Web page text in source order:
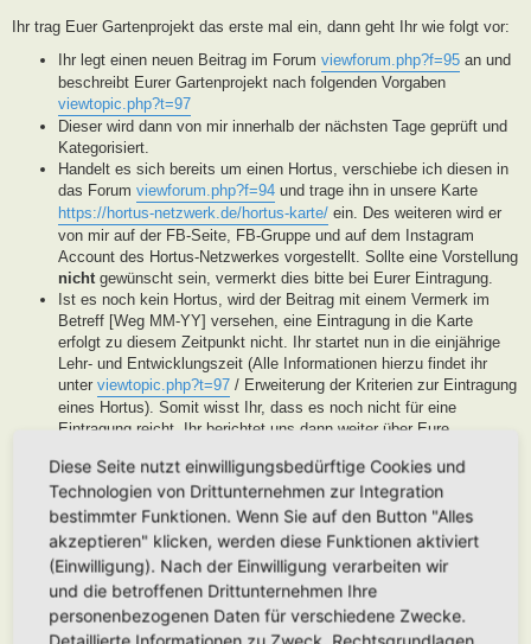
Ihr trag Euer Gartenprojekt das erste mal ein, dann geht Ihr wie folgt vor:
Ihr legt einen neuen Beitrag im Forum viewforum.php?f=95 an und
beschreibt Eurer Gartenprojekt nach folgenden Vorgaben
viewtopic.php?t=97
Dieser wird dann von mir innerhalb der nächsten Tage geprüft und
Kategorisiert.
Handelt es sich bereits um einen Hortus, verschiebe ich diesen in
das Forum viewforum.php?f=94 und trage ihn in unsere Karte
https://hortus-netzwerk.de/hortus-karte/ ein. Des weiteren wird er
von mir auf der FB-Seite, FB-Gruppe und auf dem Instagram
Account des Hortus-Netzwerkes vorgestellt. Sollte eine Vorstellung
nichtgewünscht sein, vermerkt dies bitte bei Eurer Eintragung.
Ist es noch kein Hortus, wird der Beitrag mit einem Vermerk im
Betreff [Weg MM-YY] versehen, eine Eintragung in die Karte
erfolgt zu diesem Zeitpunkt nicht. Ihr startet nun in die einjährige
Lehr- und Entwicklungszeit (Alle Informationen hierzu findet ihr
unter viewtopic.php?t=97 / Erweiterung der Kriterien zur Eintragung
eines Hortus). Somit wisst Ihr, dass es noch nicht für eine
Eintragung reicht, Ihr berichtet uns dann weiter über Eure
der Entwicklung Eures Gartens. Wenn unser Moderatorenteam der
Meinung ist, Euer Garten ist soweit, werden wir diesen als Hortus
eintragen. Eine Überprüfung erfolgt spätestens nach Ablauf des
Lehr- und Entwicklungsjahres. Stellen wir in dieser Zeit keine
Aktivität fest, werden wir die Eintragung archivieren.
Handelt es sich generell um keinen Hortus sondern um ein
Hortanes Habitat (Alle Gartenprojekte, die keinen klassischen
Hortus mit den drei Zonen darstellen, aber in Anlehnung an das
Diese Seite nutzt einwilligungsbedürftige Cookies und
Technologien von Drittunternehmen zur Integration
bestimmter Funktionen. Wenn Sie auf den Button "Alles
akzeptieren" klicken, werden diese Funktionen aktiviert
(Einwilligung). Nach der Einwilligung verarbeiten wir
und die betroffenen Drittunternehmen Ihre
personenbezogenen Daten für verschiedene Zwecke.